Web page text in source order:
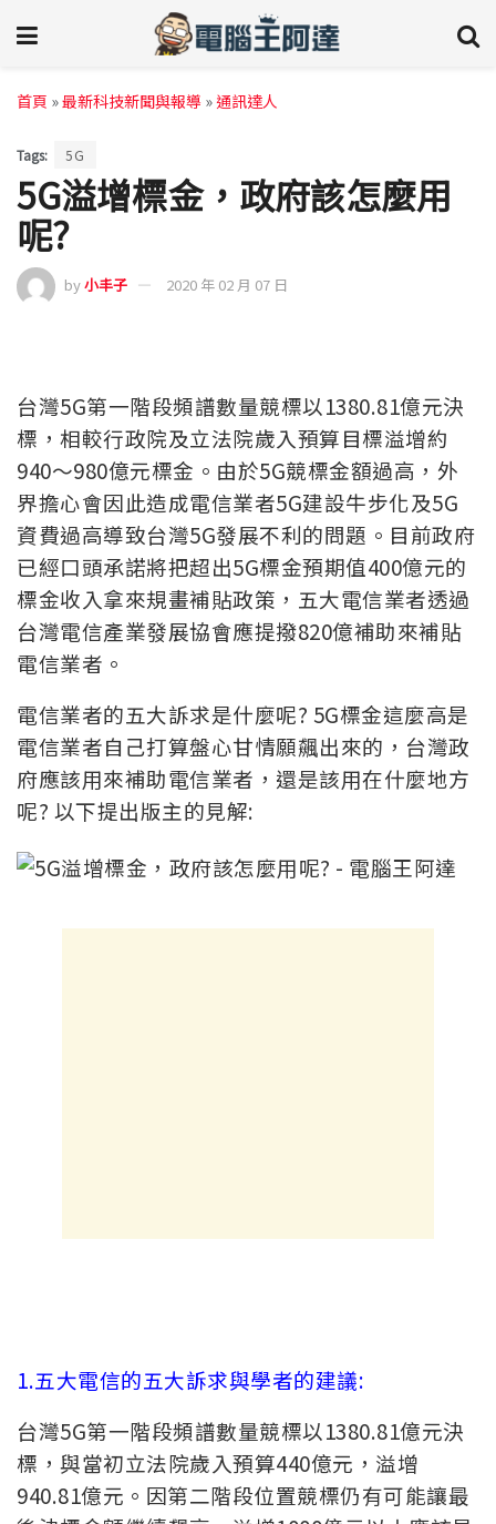
首頁 »最新科技新聞與報導 »通訊達人
Tags: 5G
5G溢增標金，政府該怎麼用
呢?
by小丰子 2020 年 02 月 07 日
台灣5G第一階段頻譜數量競標以1380.81億元決
標，相較行政院及立法院歲入預算目標溢增約
940～980億元標金。由於5G競標金額過高，外
界擔心會因此造成電信業者5G建設牛步化及5G
資費過高導致台灣5G發展不利的問題。目前政府
已經口頭承諾將把超出5G標金預期值400億元的
標金收入拿來規畫補貼政策，五大電信業者透過
台灣電信產業發展協會應提撥820億補助來補貼
電信業者。
電信業者的五大訴求是什麼呢? 5G標金這麼高是
電信業者自己打算盤心甘情願飆出來的，台灣政
府應該用來補助電信業者，還是該用在什麼地方
呢? 以下提出版主的見解:
1.五大電信的五大訴求與學者的建議:
台灣5G第一階段頻譜數量競標以1380.81億元決
標，與當初立法院歲入預算440億元，溢增
940.81億元。因第二階段位置競標仍有可能讓最